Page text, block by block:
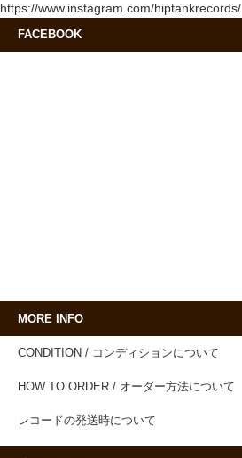
https://www.instagram.com/hiptankrecords/
FACEBOOK
MORE INFO
CONDITION / コンディションについて
HOW TO ORDER / オーダー方法について
レコードの発送時について